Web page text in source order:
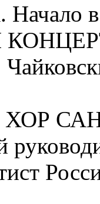
Начало